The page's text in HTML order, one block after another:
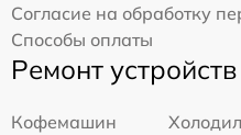
Согласие на обработку
Способы оплаты
Ремонт устройств
Кофемашин